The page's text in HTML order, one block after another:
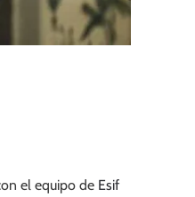
el equipo de Esif